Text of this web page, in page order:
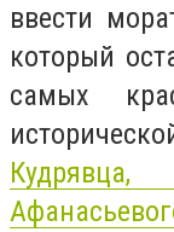
ввести
который
самых
Кудрявца,